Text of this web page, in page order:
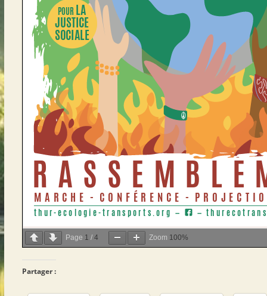
Page 1 / 4 Zoom 100%
Partager :